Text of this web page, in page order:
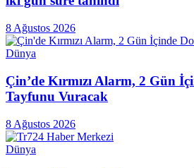
8 Ağustos 2026
Dünya
Çin’de Kırmızı Alarm, 2 Gün
Tayfunu Vuracak
8 Ağustos 2026
Dünya